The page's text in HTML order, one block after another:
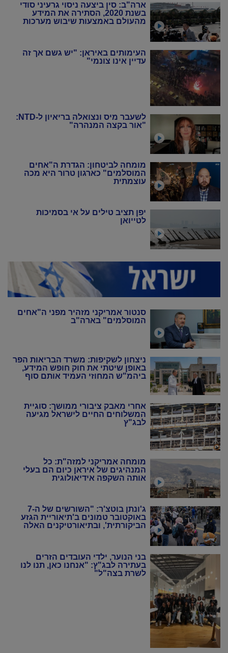
ארה"ב: סין ביצעה ניסוי גרעיני סודי
בשנת 2020, הסתירה את המידע
מהעולם באמצעות שיבוש מערכות
העימותים באיראן: "יש גשם אך זה
עדיין אינו צונמי"
לשעבר מיס ונצואלה בריאיון ל-NTD:
"אור בקצה המנהרה"
מומחה לביטחון: הגדרת ה"אחים
המוסלמים" כארגון טרור היא מכה
עוצמתית
יפן תציב טילים על אי בסמיכות
לטייואן
סנטור אמריקני מזהיר מפני ה"אחים
המוסלמים" בארה"ב
ניצחון לשקיפות: משרד הבריאות הפר
באופן שיטתי את חוק חופש המידע,
ביהמ"ש המחוזי העמיד אותם סוף
אחרי מאבק ציבורי ממושך: סוגיית
המשלוחים החיים לישראל מגיעה
לבג"ץ
מומחה אמריקני למזה"ת: כל
המנהיגים של איראן כיום הם בעלי
אותה השקפה אידיאולוגית
ג'ונתן בוטצ'ר: "השורשים של ה-7
באוקטובר טמונים ב'תיאוריית הגזע
הביקורתית', ובתיאורטיקנים האלה
בני הנוער, ילדי העובדים הזרים
בעתירה לבג"ץ: "אנחנו כאן, תנו לנו
לשרת בצה"ל"